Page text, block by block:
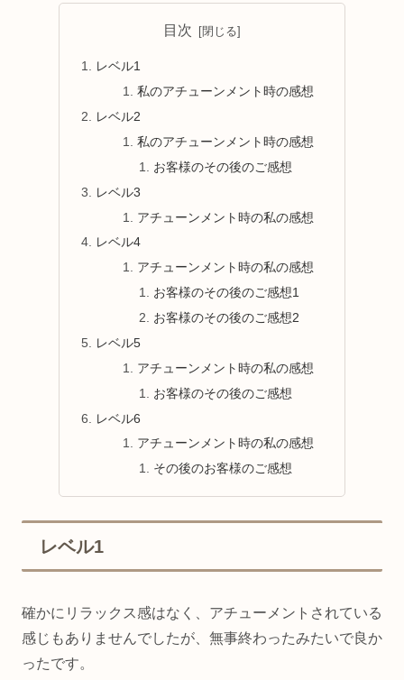
目次
レベル1
私のアチューンメント時の感想
レベル2
私のアチューンメント時の感想
お客様のその後のご感想
レベル3
アチューンメント時の私の感想
レベル4
アチューンメント時の私の感想
お客様のその後のご感想1
お客様のその後のご感想2
レベル5
アチューンメント時の私の感想
お客様のその後のご感想
レベル6
アチューンメント時の私の感想
その後のお客様のご感想
レベル1
確かにリラックス感はなく、アチューメントされている
感じもありませんでしたが、無事終わったみたいで良か
ったです。